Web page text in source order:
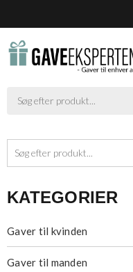
KATEGORIER
Gaver til kvinden
Gaver til manden